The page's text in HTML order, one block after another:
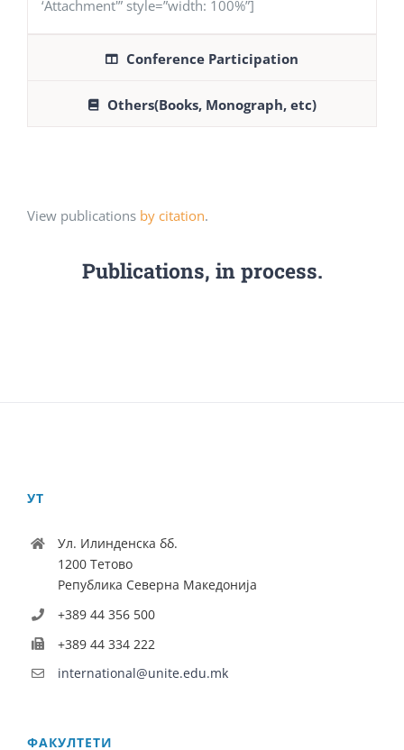
‘Attachment'” style=”width: 100%”]
Conference Participation
Others(Books, Monograph, etc)
View publications by citation.
Publications, in process.
УТ
Ул. Илинденска бб.
1200 Тетово
Република Северна Македонија
+389 44 356 500
+389 44 334 222
international@unite.edu.mk
ФАКУЛТЕТИ